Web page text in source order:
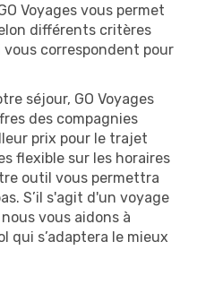
Voyages vous permet
différents critères
correspondent pour
séjour, GO Voyages
des compagnies
prix pour le trajet
flexible sur les horaires
outil vous permettra
S’il s'agit d'un voyage
vous aidons à
qui s’adaptera le mieux